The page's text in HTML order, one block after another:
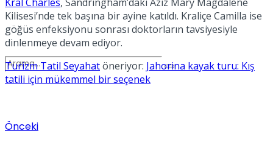
Kilisesi’nde tek başına bir ayine katıldı. Kraliçe Camilla ise
göğüs enfeksiyonu sonrası doktorların tavsiyesiyle
dinlenmeye devam ediyor.
Turizm Tatil Seyahatöneriyor: Jahorina kayak turu: Kış
tatili için mükemmel bir seçenek
Önceki